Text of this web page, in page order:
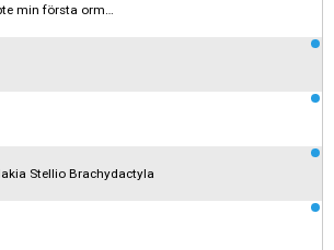
min första orm…
Stellio Brachydactyla